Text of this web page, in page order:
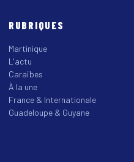
RUBRIQUES
Martinique
L'actu
Caraïbes
À la une
France & Internationale
Guadeloupe & Guyane